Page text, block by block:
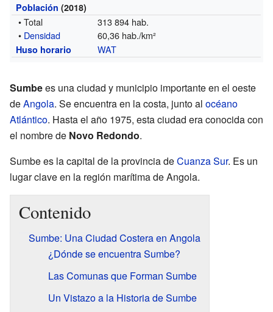
Población (2018)
• Total
313 894 hab.
• Densidad 60,36 hab./km²
Huso horario WAT
Sumbees una ciudad y municipio importante en el oeste
deAngola. Se encuentra en la costa, junto al océano
Atlántico. Hasta el año 1975, esta ciudad era conocida con
el nombre de Novo Redondo.
Sumbe es la capital de la provincia deCuanza Sur. Es un
lugar clave en la región marítima de Angola.
Contenido
Sumbe: Una Ciudad Costera en Angola
¿Dónde se encuentra Sumbe?
Las Comunas que Forman Sumbe
Un Vistazo a la Historia de Sumbe